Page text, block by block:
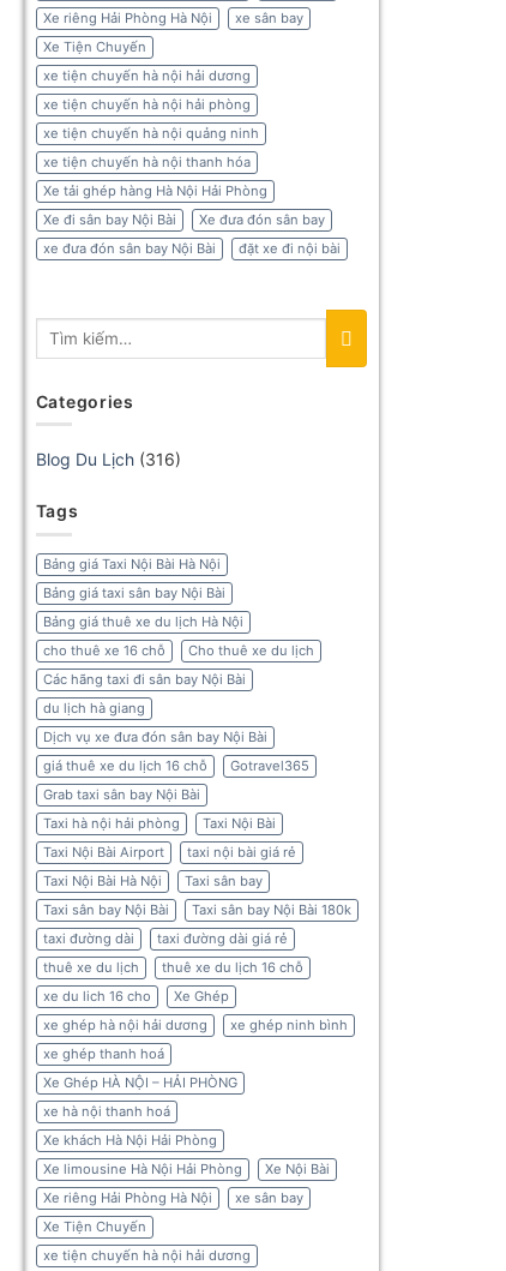
Xe riêng Hải Phòng Hà Nội
xe sân bay
Xe Tiện Chuyến
xe tiện chuyến hà nội hải dương
xe tiện chuyến hà nội hải phòng
xe tiện chuyến hà nội quảng ninh
xe tiện chuyến hà nội thanh hóa
Xe tải ghép hàng Hà Nội Hải Phòng
Xe đi sân bay Nội Bài
Xe đưa đón sân bay
xe đưa đón sân bay Nội Bài
đặt xe đi nội bài
Categories
Blog Du Lịch(316)
Tags
Bảng giá Taxi Nội Bài Hà Nội
Bảng giá taxi sân bay Nội Bài
Bảng giá thuê xe du lịch Hà Nội
cho thuê xe 16 chỗ
Cho thuê xe du lịch
Các hãng taxi đi sân bay Nội Bài
du lịch hà giang
Dịch vụ xe đưa đón sân bay Nội Bài
giá thuê xe du lịch 16 chỗ
Gotravel365
Grab taxi sân bay Nội Bài
Taxi hà nội hải phòng
Taxi Nội Bài
Taxi Nội Bài Airport
taxi nội bài giá rẻ
Taxi Nội Bài Hà Nội
Taxi sân bay
Taxi sân bay Nội Bài
Taxi sân bay Nội Bài 180k
taxi đường dài
taxi đường dài giá rẻ
thuê xe du lịch
thuê xe du lịch 16 chỗ
xe du lich 16 cho
Xe Ghép
xe ghép hà nội hải dương
xe ghép ninh bình
xe ghép thanh hoá
Xe Ghép HÀ NỘI – HẢI PHÒNG
xe hà nội thanh hoá
Xe khách Hà Nội Hải Phòng
Xe limousine Hà Nội Hải Phòng
Xe Nội Bài
Xe riêng Hải Phòng Hà Nội
xe sân bay
Xe Tiện Chuyến
xe tiện chuyến hà nội hải dương